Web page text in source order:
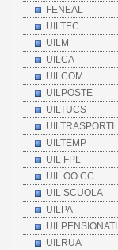
FENEAL
UILTEC
UILM
UILCA
UILCOM
UILPOSTE
UILTUCS
UILTRASPORTI
UILTEMP
UIL FPL
UIL OO.CC.
UIL SCUOLA
UILPA
UILPENSIONATI
UILRUA